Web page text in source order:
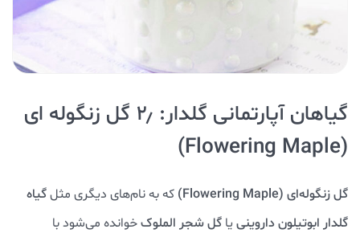
گیاهان آپارتمانی گلدار: ۲٫ گل زنگوله ای
(Flowering Maple)
گل زنگوله‌ای (Flowering Maple) که به نام‌های دیگری مثلگیاه
گلدار ابوتیلون داروینی یا گل شجر الملوکخوانده می‌شود با